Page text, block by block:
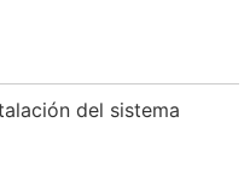
del sistema